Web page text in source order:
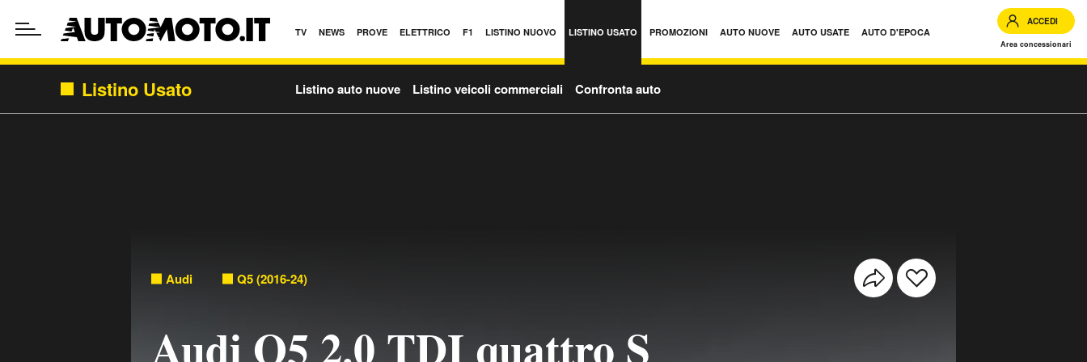
TV NEWS PROVE ELETTRICO F1 LISTINO NUOVO LISTINO USATO PROMOZIONI AUTO NUOVE AUTO USATE AUTO D'EPOCA
ACCEDI
Area concessionari
Listino Usato Listino auto nuove Listino veicoli commerciali Confronta auto
Audi Q5 (2016-24)
Audi Q5 2.0 TDI quattro S